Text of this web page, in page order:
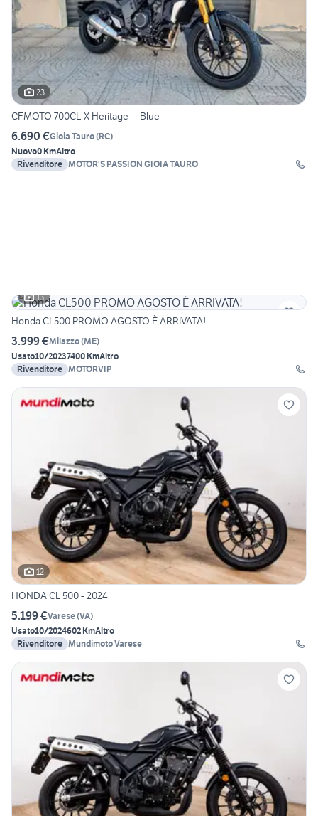
23
CFMOTO 700CL-X Heritage -- Blue -
6.690 €Gioia Tauro(RC)
Nuovo0 KmAltro
Rivenditore MOTOR'S PASSION GIOIA TAURO
13
Honda CL500 PROMO AGOSTO È ARRIVATA!
3.999 €Milazzo(ME)
Usato10/20237400 KmAltro
Rivenditore MOTORVIP
12
HONDA CL 500 - 2024
5.199 €Varese(VA)
Usato10/2024602 KmAltro
Rivenditore Mundimoto Varese